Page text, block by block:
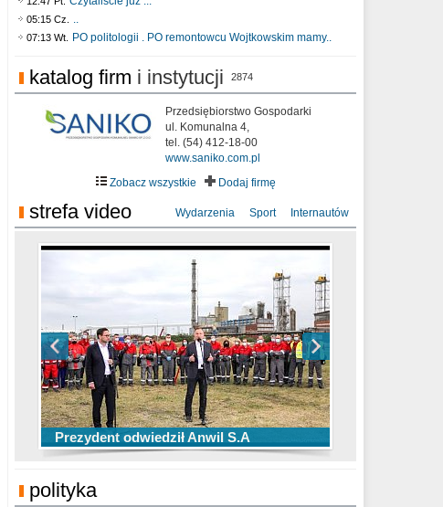
05:15 Cz. ..
07:13 Wt. PO politologii . PO remontowcu Wojtkowskim mamy..
katalog firm i instytucji 2874
Przedsiębiorstwo Gospodarki
ul. Komunalna 4,
tel. (54) 412-18-00
www.saniko.com.pl
Zobacz wszystkie
Dodaj firmę
strefa video Wydarzenia Sport Internautów
Prezydent odwiedził Anwil S.A
TOP 10 przechwytów Anwilu Włocławek
w EBL w sezonie 2019/2020
TOP 5 rzutów Anwilu Włocławek w BCL
w sezonie 2019/2020
Ni To Ponk - W oczach mamy strach
sixf33t .Last Year DRONE FOOTAGE
Włocławek
XXIII Sesja Rady Miasta Włocławek VIII
kadencji w dniu 09.06.2020 r.
polityka